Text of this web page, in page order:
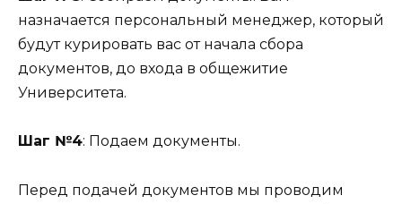
назначается персональный менеджер, который
будут курировать вас от начала сбора
документов, до входа в общежитие
Университета.
Шаг №4: Подаем документы.
Перед подачей документов мы проводим